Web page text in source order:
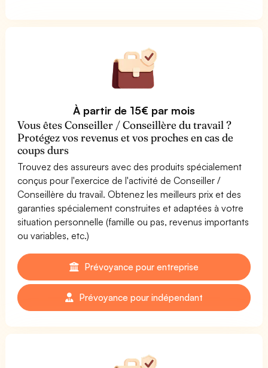
À partir de 15€ par mois
Vous êtes Conseiller / Conseillère du travail ?
Protégez vos revenus et vos proches en cas de
coups durs
Trouvez des assureurs avec des produits spécialement
conçus pour l'exercice de l'activité de Conseiller /
Conseillère du travail. Obtenez les meilleurs prix et des
garanties spécialement construites et adaptées à votre
situation personnelle (famille ou pas, revenus importants
ou variables, etc.)
Prévoyance pour entreprise
Prévoyance pour indépendant